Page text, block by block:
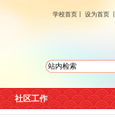
学校首页 设为首页
社区工作